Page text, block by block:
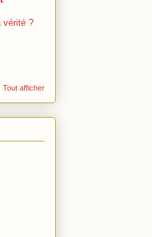
vérité ?
Tout afficher